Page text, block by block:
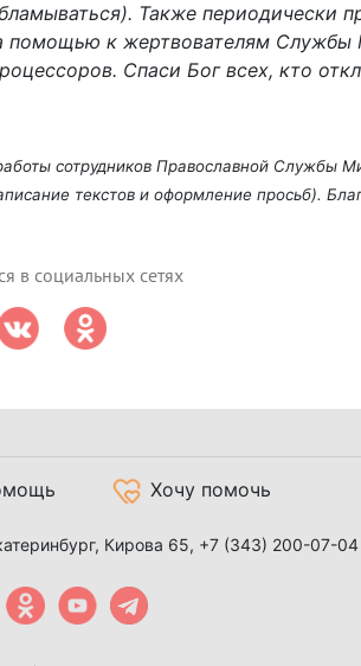
Также периодически
к жертвователям Службы
Спаси Бог всех, кто
сотрудников Православной Службы
текстов и оформление просьб).
в социальных сетях
Хочу помочь
Кирова 65, +7 (343) 200-07-04